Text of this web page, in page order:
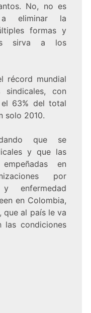
No, no es
eliminar la
formas y
sirva a los
récord mundial
con
63% del total
solo 2010.
que se
y que las
en
por
enfermedad
en Colombia,
que al país le va
las condiciones